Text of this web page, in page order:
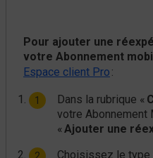
Pour ajouter une
votre Abonnement
Espace client Pro :
Dans la rubrique «
votre
«Ajouter une
Choisissez le type